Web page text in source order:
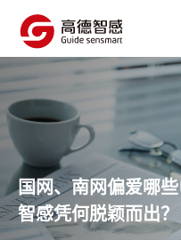
国网、南网偏爱哪
智感凭何脱颖而出？